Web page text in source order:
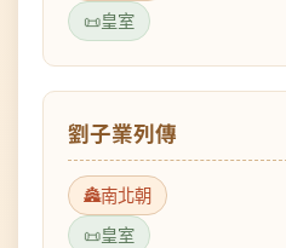
劉子業列傳
南北朝
皇室